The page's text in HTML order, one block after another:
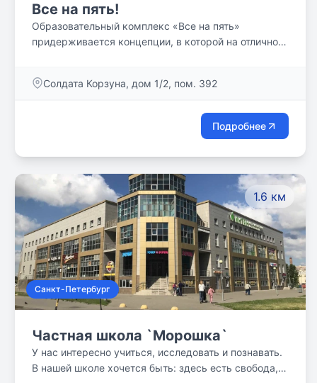
Все на пять!
Образовательный комплекс «Все на пять»
придерживается концепции, в которой на отлично
ребёнок. Количество представленных направлений
день ребёнок интересуется чем-то новым.
Солдата Корзуна, дом 1/2, пом. 392
Подробнее
1.6 км
Санкт-Петербург
Частная школа `Морошка`
У нас интересно учиться, исследовать и познавать.
В нашей школе хочется быть: здесь есть свобода,